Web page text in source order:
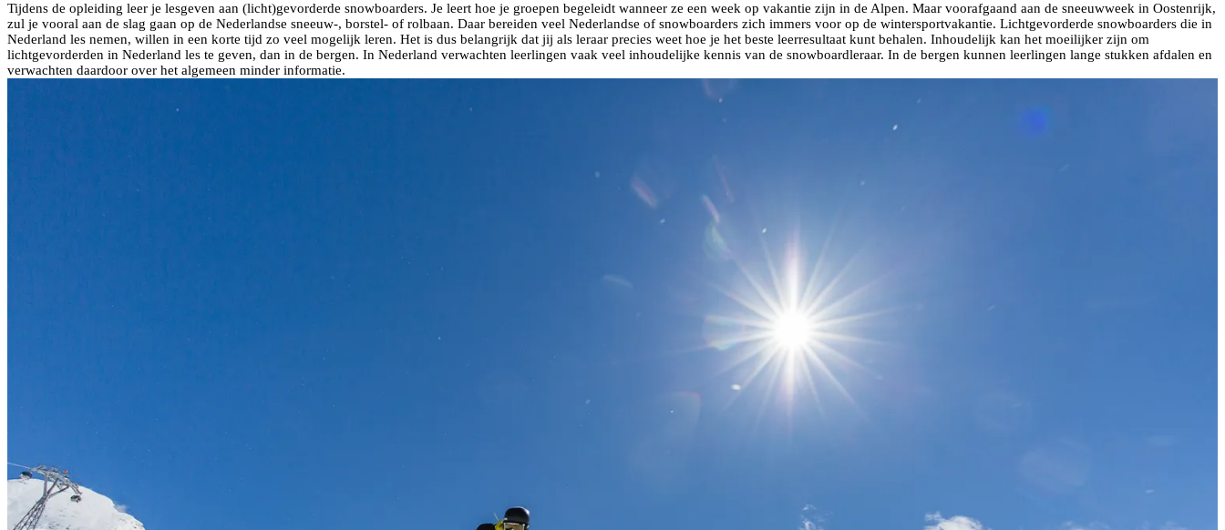
Tijdens de opleiding leer je lesgeven aan (licht)gevorderde snowboarders. Je leert hoe je groepen begeleidt wanneer ze een week op vakantie zijn in de Alpen. Maar voorafgaand aan de sneeuwweek in Oostenrijk,
zul je vooral aan de slag gaan op de Nederlandse sneeuw-, borstel- of rolbaan. Daar bereiden veel Nederlandse of snowboarders zich immers voor op de wintersportvakantie. Lichtgevorderde snowboarders die in
Nederland les nemen, willen in een korte tijd zo veel mogelijk leren. Het is dus belangrijk dat jij als leraar precies weet hoe je het beste leerresultaat kunt behalen. Inhoudelijk kan het moeilijker zijn om
lichtgevorderden in Nederland les te geven, dan in de bergen. In Nederland verwachten leerlingen vaak veel inhoudelijke kennis van de snowboardleraar. In de bergen kunnen leerlingen lange stukken afdalen en
verwachten daardoor over het algemeen minder informatie.